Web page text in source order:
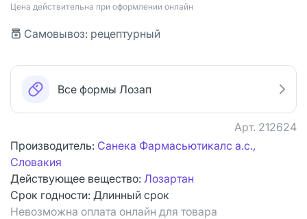
Цена действительна при оформлении онлайн
Самовывоз: рецептурный
Все формы Лозап
Арт. 212624
Производитель: Санека Фармасьютикалс а.с.,
Словакия
Действующее вещество: Лозартан
Срок годности: Длинный срок
Невозможна оплата онлайн для товара